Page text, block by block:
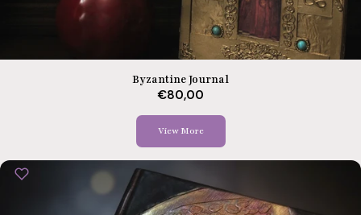
View More
Byzantine Journal
€80,00